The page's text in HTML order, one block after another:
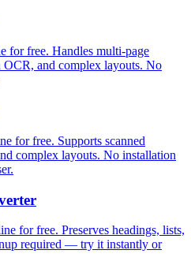
for free. Handles multi-page
OCR, and complex layouts. No
for free. Supports scanned
complex layouts. No installation
for free. Preserves headings, lists,
required — try it instantly or